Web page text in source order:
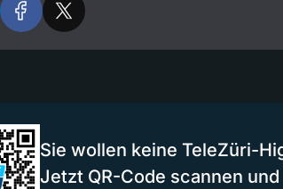
Sie wollen keine TeleZüri-
Jetzt QR-Code scannen